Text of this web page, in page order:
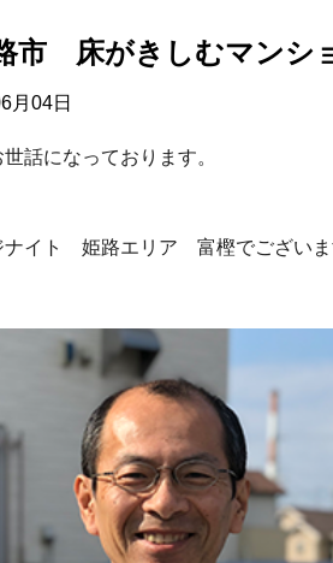
市 床がきしむマンシ
月04日
話になっております。
ナイト 姫路エリア 富樫でございま